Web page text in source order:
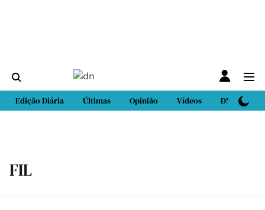
Edição Diária Últimas Opinião Vídeos DN Sport
FIL